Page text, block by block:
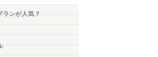
た！
ランが人気？